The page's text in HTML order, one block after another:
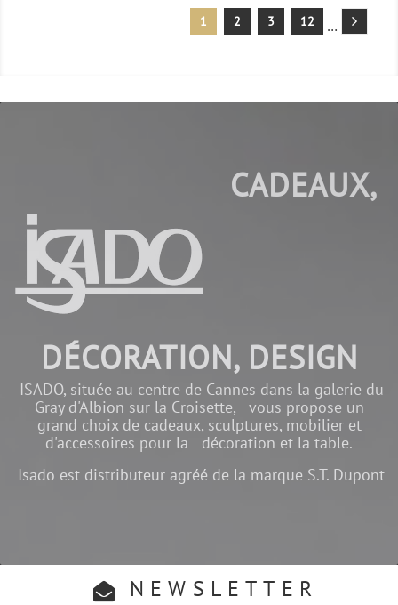
1 2 3 …
12
CADEAUX,
DÉCORATION, DESIGN
ISADO, située au centre de Cannes dans la galerie du
Gray d'Albion sur la Croisette, vous propose un
grand choix de cadeaux, sculptures, mobilier et
d'accessoires pour la décoration et la table.
Isado est distributeur agréé de la marque S.T. Dupont
NEWSLETTER